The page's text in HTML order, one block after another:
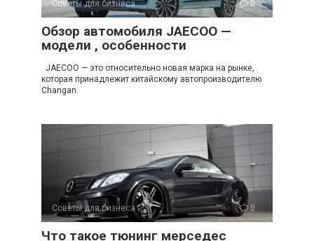
Советы для бизнеса 0
Обзор автомобиля JAECOO —
модели , особенности
JAECOO — это относительно новая марка на рынке,
которая принадлежит китайскому автопроизводителю
Changan.
Советы для бизнеса 0
Что такое тюнинг мерседес